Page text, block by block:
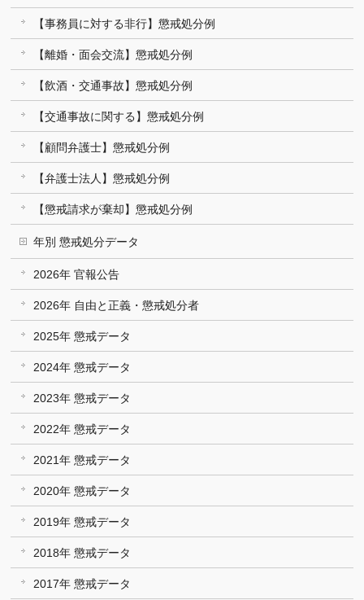
【事務員に対する非行】懲戒処分例
【離婚・面会交流】懲戒処分例
【飲酒・交通事故】懲戒処分例
【交通事故に関する】懲戒処分例
【顧問弁護士】懲戒処分例
【弁護士法人】懲戒処分例
【懲戒請求が棄却】懲戒処分例
年別 懲戒処分データ
2026年 官報公告
2026年 自由と正義・懲戒処分者
2025年 懲戒データ
2024年 懲戒データ
2023年 懲戒データ
2022年 懲戒データ
2021年 懲戒データ
2020年 懲戒データ
2019年 懲戒データ
2018年 懲戒データ
2017年 懲戒データ